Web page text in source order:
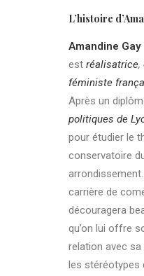
L’histoire
Amandine Gay
est réalisatrice,
féministe
Après un
politiques de
pour étudier le
conservatoire
carrière de
découragera
qu’on lui offre
relation avec
les stéréotypes